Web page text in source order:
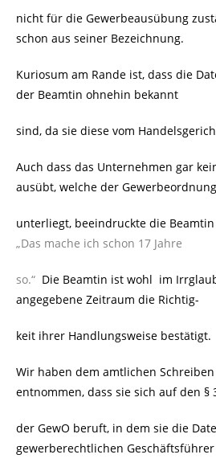
nicht für die Gewerbeausübung
schon aus seiner Bezeichnung.
Kuriosum am Rande ist, dass die
der Beamtin ohnehin bekannt
sind, da sie diese vom
Auch dass das Unternehmen gar
ausübt, welche der Gewerbeordnung
unterliegt, beeindruckte die
„Das mache ich schon 17 Jahre
so.“ Die Beamtin ist wohl im
angegebene Zeitraum die Richtig-
keit ihrer Handlungsweise bestätigt.
Wir haben dem amtlichen Schreiben
entnommen, dass sie sich auf den §
der GewO beruft, in dem sie die
gewerberechtlichen